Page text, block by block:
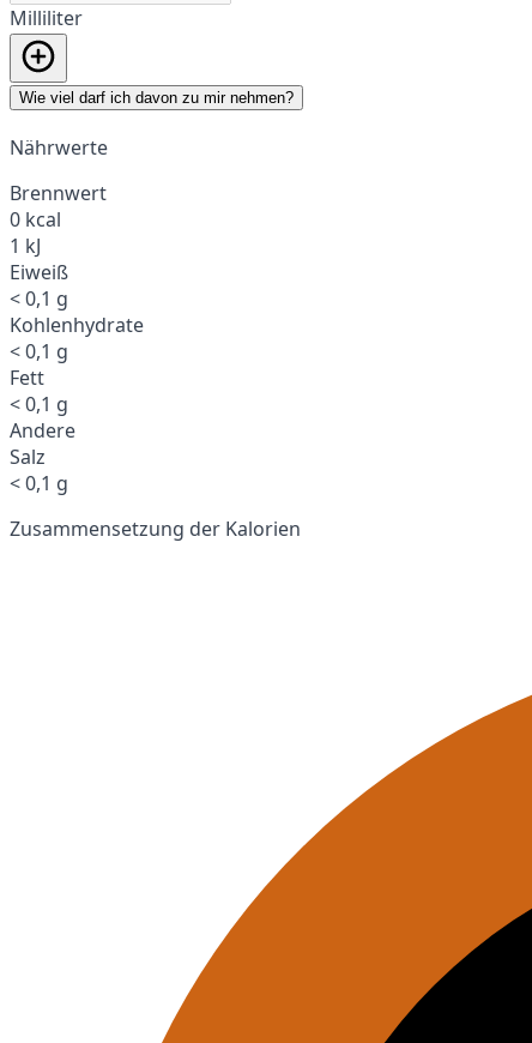
Milliliter
Wie viel darf ich davon zu mir nehmen?
Nährwerte
Brennwert
0 kcal
1 kJ
Eiweiß
< 0,1 g
Kohlenhydrate
< 0,1 g
Fett
< 0,1 g
Andere
Salz
< 0,1 g
Zusammensetzung der Kalorien